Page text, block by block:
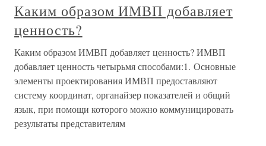
Каким образом ИМВП добавляет
ценность?
Каким образом ИМВП добавляет ценность? ИМВП
добавляет ценность четырьмя способами:1. Основные
элементы проектирования ИМВП предоставляют
систему координат, органайзер показателей и общий
язык, при помощи которого можно коммуницировать
результаты представителям